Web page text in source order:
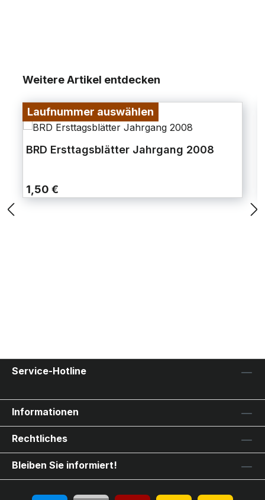
Weitere Artikel entdecken
Laufnummer auswählen
BRD Ersttagsblätter Jahrgang 2008
1,50 €
Service-Hotline
Informationen
Rechtliches
Bleiben Sie informiert!